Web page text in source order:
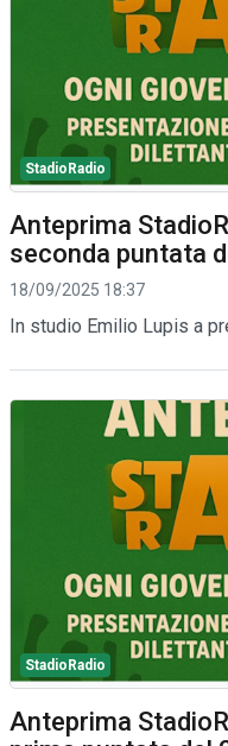
StadioRadio
Anteprima
seconda puntata
18/09/2025 18:37
In studio Emilio Lupis a
StadioRadio
Anteprima